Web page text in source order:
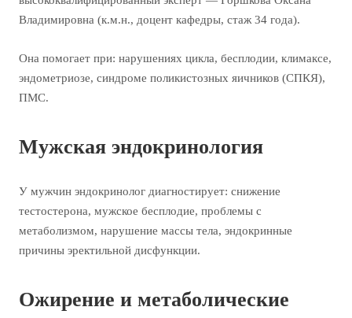
Владимировна (к.м.н., доцент кафедры, стаж 34 года).
Она помогает при: нарушениях цикла, бесплодии, климаксе,
эндометриозе, синдроме поликистозных яичников (СПКЯ),
ПМС.
Мужская эндокринология
У мужчин эндокринолог диагностирует: снижение
тестостерона, мужское бесплодие, проблемы с
метаболизмом, нарушение массы тела, эндокринные
причины эректильной дисфункции.
Ожирение и метаболические